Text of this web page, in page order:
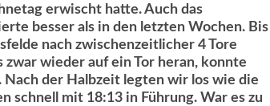
erwischt hatte. Auch das
besser als in den letzten Wochen. Bis
nach zwischenzeitlicher 4 Tore
zwar wieder auf ein Tor heran, konnte
Nach der Halbzeit legten wir los wie die
schnell mit 18:13 in Führung. War es zu